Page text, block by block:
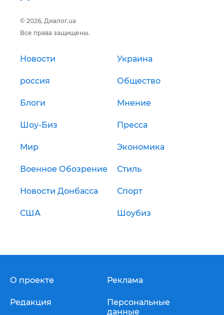
© 2026, Диалог.ua
Все права защищены.
Новости Украина
россия Общество
Блоги Мнение
Шоу-Биз Пресса
Мир Экономика
Военное Обозрение Стиль
Новости Донбасса Спорт
США Шоубиз
О проекте
Редакция
Реклама
Персональные
данные